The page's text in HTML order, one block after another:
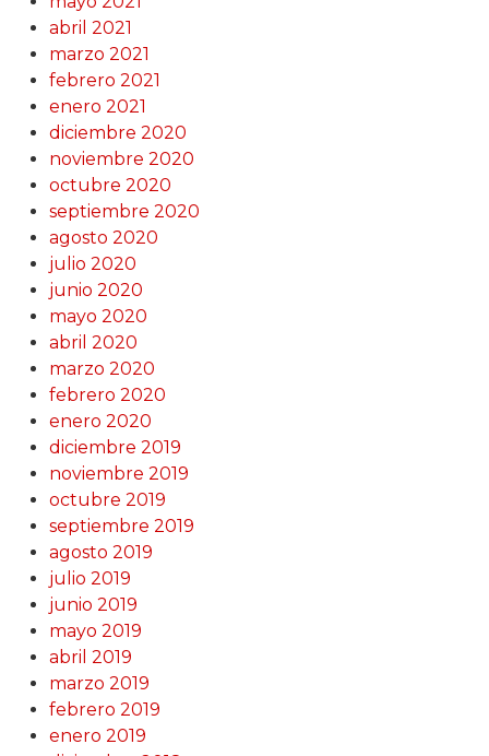
abril 2021
marzo 2021
febrero 2021
enero 2021
diciembre 2020
noviembre 2020
octubre 2020
septiembre 2020
agosto 2020
julio 2020
junio 2020
mayo 2020
abril 2020
marzo 2020
febrero 2020
enero 2020
diciembre 2019
noviembre 2019
octubre 2019
septiembre 2019
agosto 2019
julio 2019
junio 2019
mayo 2019
abril 2019
marzo 2019
febrero 2019
enero 2019